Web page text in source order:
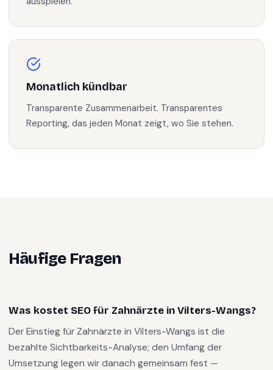
Monatlich kündbar
Transparente Zusammenarbeit. Transparentes
Reporting, das jeden Monat zeigt, wo Sie stehen.
Häufige Fragen
Was kostet SEO für Zahnärzte in Vilters-Wangs?
Der Einstieg für Zahnärzte in Vilters-Wangs ist die
bezahlte Sichtbarkeits-Analyse; den Umfang der
Umsetzung legen wir danach gemeinsam fest —